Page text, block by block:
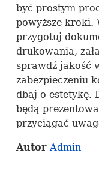
być prostym
powyższe kroki.
przygotuj
drukowania,
sprawdź jakość
zabezpieczeniu
dbaj o estetykę.
będą
przyciągać
AutorAdmin